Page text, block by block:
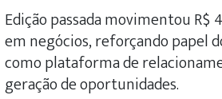
Edição passada movimentou R$
em negócios, reforçando papel
como plataforma de
geração de oportunidades.